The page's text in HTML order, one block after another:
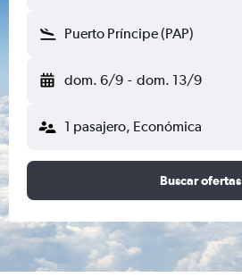
Puerto Príncipe (PAP)
dom. 6/9 - dom. 13/9
1 pasajero, Económica
Buscar ofertas